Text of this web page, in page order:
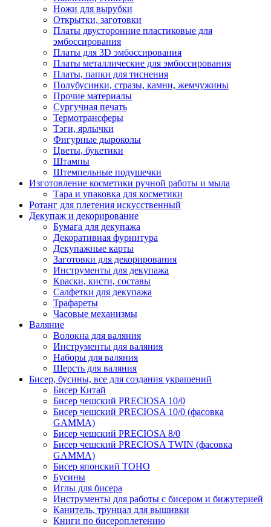
Ножи для вырубки
Открытки, заготовки
Платы двусторонние пластиковые для
эмбоссирования
Платы для 3D эмбоссирования
Платы металлические для эмбоссирования
Платы, папки для тиснения
Полубусинки, стразы, камни, жемчужины
Прочие материалы
Сургучная печать
Термотрансферы
Тэги, ярлычки
Фигурные дыроколы
Цветы, букетики
Штампы
Штемпельные подушечки
Изготовление косметики ручной работы и мыла
Тара и упаковка для косметики
Ротанг для плетения искусственный
Декупаж и декорирование
Бумага для декупажа
Декоративная фурнитура
Декупажные карты
Заготовки для декорирования
Инструменты для декупажа
Краски, кисти, составы
Салфетки для декупажа
Трафареты
Часовые механизмы
Валяние
Волокна для валяния
Инструменты для валяния
Наборы для валяния
Шерсть для валяния
Бисер, бусины, все для создания украшений
Бисер Китай
Бисер чешский PRECIOSA 10/0
Бисер чешский PRECIOSA 10/0 (фасовка
GAMMA)
Бисер чешский PRECIOSA 8/0
Бисер чешский PRECIOSA TWIN (фасовка
GAMMA)
Бисер японский TOHO
Бусины
Иглы для бисера
Инструменты для работы с бисером и бижутерией
Канитель, трунцал для вышивки
Книги по бисероплетению